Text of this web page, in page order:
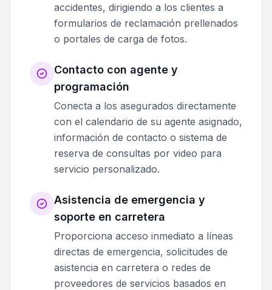
accidentes, dirigiendo a los clientes a
formularios de reclamación prellenados
o portales de carga de fotos.
Contacto con agente y
programación
Conecta a los asegurados directamente
con el calendario de su agente asignado,
información de contacto o sistema de
reserva de consultas por video para
servicio personalizado.
Asistencia de emergencia y
soporte en carretera
Proporciona acceso inmediato a líneas
directas de emergencia, solicitudes de
asistencia en carretera o redes de
proveedores de servicios basados en